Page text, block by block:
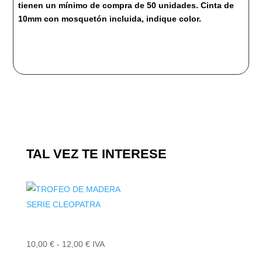
tienen un mínimo de compra de 50 unidades. Cinta de
10mm con mosquetón incluida, indique color.
TAL VEZ TE INTERESE
10,00 € - 12,00 €Rango
IVA